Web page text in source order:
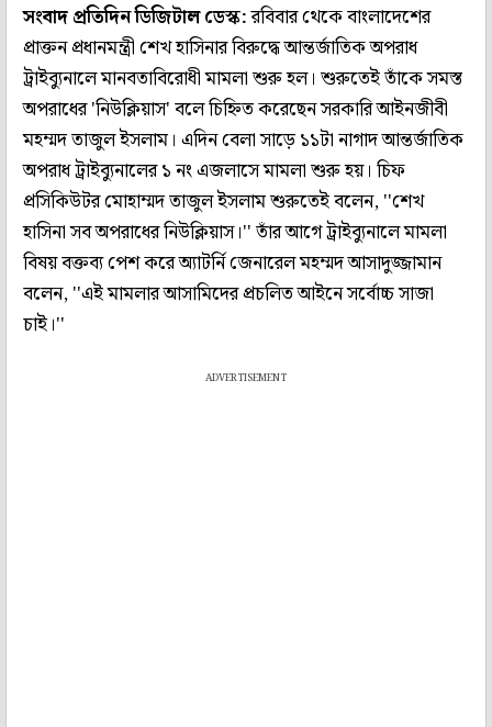
সংবাদ প্রতিদিন ডিজিটাল ডেস্ক:রবিবার থেকে বাংলাদেশের
প্রাক্তন প্রধানমন্ত্রী শেখ হাসিনার বিরুদ্ধে আন্তর্জাতিক অপরাধ
ট্রাইব্যুনালে মানবতাবিরোধী মামলা শুরু হল। শুরুতেই তাঁকে সমস্ত
অপরাধের 'নিউক্লিয়াস' বলে চিহ্নিত করেছেন সরকারি আইনজীবী
মহম্মদ তাজুল ইসলাম। এদিন বেলা সাড়ে ১১টা নাগাদ আন্তর্জাতিক
অপরাধ ট্রাইব্যুনালের ১ নং এজলাসে মামলা শুরু হয়। চিফ
প্রসিকিউটর মোহাম্মদ তাজুল ইসলাম শুরুতেই বলেন, ''শেখ
হাসিনা সব অপরাধের নিউক্লিয়াস।'' তাঁর আগে ট্রাইব্যুনালে মামলা
বিষয় বক্তব্য পেশ করে অ্যাটর্নি জেনারেল মহম্মদ আসাদুজ্জামান
বলেন, ''এই মামলার আসামিদের প্রচলিত আইনে সর্বোচ্চ সাজা
চাই।''
ADVERTISEMENT